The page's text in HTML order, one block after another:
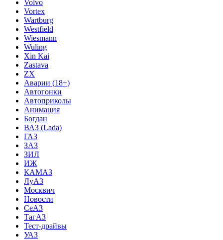
Volvo
Vortex
Wartburg
Westfield
Wiesmann
Wuling
Xin Kai
Zastava
ZX
Аварии (18+)
Автогонки
Автоприколы
Анимация
Богдан
ВАЗ (Lada)
ГАЗ
ЗАЗ
ЗИЛ
ИЖ
КАМАЗ
ЛуАЗ
Москвич
Новости
СеАЗ
ТагАЗ
Тест-драйвы
УАЗ